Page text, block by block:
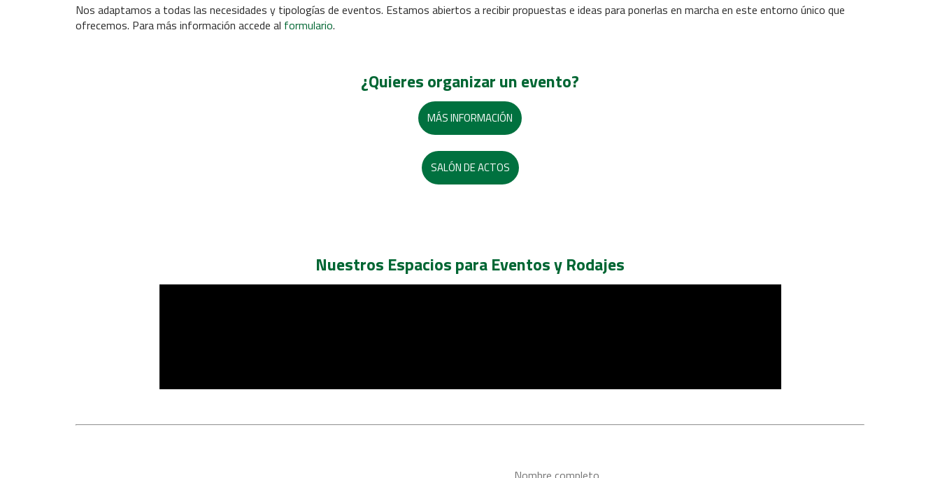
Nos adaptamos a todas las necesidades y tipologías de eventos. Estamos abiertos a recibir propuestas e ideas para ponerlas en marcha en este entorno único que
ofrecemos. Para más información accede al formulario.
¿Quieres organizar un evento?
MÁS INFORMACIÓN
SALÓN DE ACTOS
Nuestros Espacios para Eventos y Rodajes